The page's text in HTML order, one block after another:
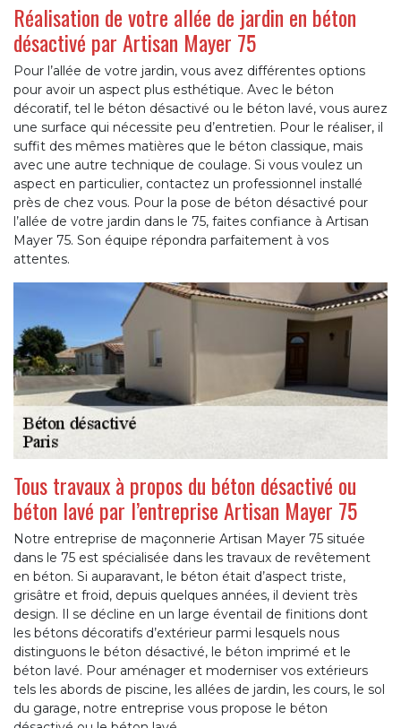
Réalisation de votre allée de jardin en béton
désactivé par Artisan Mayer 75
Pour l’allée de votre jardin, vous avez différentes options
pour avoir un aspect plus esthétique. Avec le béton
décoratif, tel le béton désactivé ou le béton lavé, vous aurez
une surface qui nécessite peu d’entretien. Pour le réaliser, il
suffit des mêmes matières que le béton classique, mais
avec une autre technique de coulage. Si vous voulez un
aspect en particulier, contactez un professionnel installé
près de chez vous. Pour la pose de béton désactivé pour
l’allée de votre jardin dans le 75, faites confiance à Artisan
Mayer 75. Son équipe répondra parfaitement à vos
attentes.
Tous travaux à propos du béton désactivé ou
béton lavé par l’entreprise Artisan Mayer 75
Notre entreprise de maçonnerie Artisan Mayer 75 située
dans le 75 est spécialisée dans les travaux de revêtement
en béton. Si auparavant, le béton était d’aspect triste,
grisâtre et froid, depuis quelques années, il devient très
design. Il se décline en un large éventail de finitions dont
les bétons décoratifs d’extérieur parmi lesquels nous
distinguons le béton désactivé, le béton imprimé et le
béton lavé. Pour aménager et moderniser vos extérieurs
tels les abords de piscine, les allées de jardin, les cours, le sol
du garage, notre entreprise vous propose le béton